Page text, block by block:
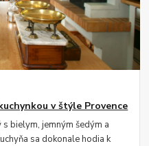
v štýle Provence
bielym, jemným šedým a
sa dokonale hodia k